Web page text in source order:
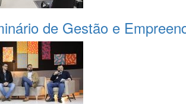
de Gestão e